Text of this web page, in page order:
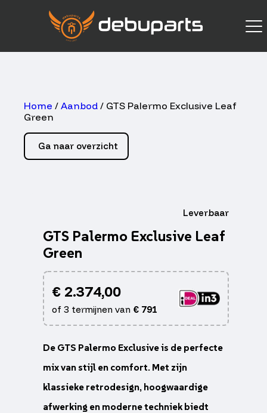
Home / Aanbod / GTS Palermo Exclusive Leaf
Green
Ga naar overzicht
Leverbaar
GTS Palermo Exclusive Leaf
Green
€2.374,00
of 3 termijnen van €791
De GTS Palermo Exclusive is de perfecte
mix van stijl en comfort. Met zijn
klassieke retrodesign, hoogwaardige
afwerking en moderne techniek biedt